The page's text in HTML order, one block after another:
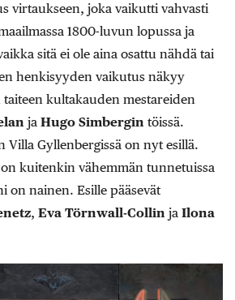
virtaukseen, joka vaikutti vahvasti
1800-luvun lopussa ja
sitä ei ole aina osattu nähdä tai
henkisyyden vaikutus näkyy
taiteen kultakauden mestareiden
ja Hugo Simbergin töissä.
Villa Gyllenbergissä on nyt esillä.
kuitenkin vähemmän tunnetuissa
on nainen. Esille pääsevät
, Eva Törnwall-Collin ja Ilona